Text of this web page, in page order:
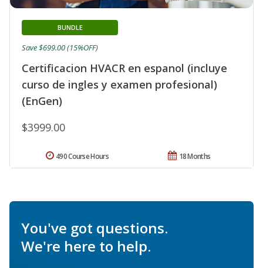
Certificacion HVACR en espanol (incluye
curso de ingles y examen profesional)
(EnGen)
BUNDLE
$3999.00
Save $699.00 (15%OFF)
18 Months
490 Course Hours
You've got questions.
We're here to help.